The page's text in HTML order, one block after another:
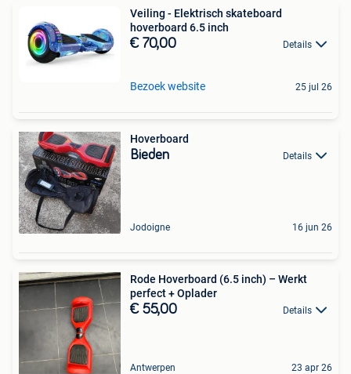
Veiling - Elektrisch skateboard
hoverboard 6.5 inch
€ 70,00 Details
Bezoek website 25 jul 26
Hoverboard
Bieden Details
Jodoigne 16 jun 26
Rode Hoverboard (6.5 inch) – Werkt
perfect + Oplader
€ 55,00 Details
Antwerpen 23 apr 26